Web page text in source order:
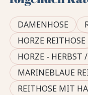
DAMENHOSE
HORZE REITHOSE
HORZE - HERBST
MARINEBLAUE
REITHOSE MIT